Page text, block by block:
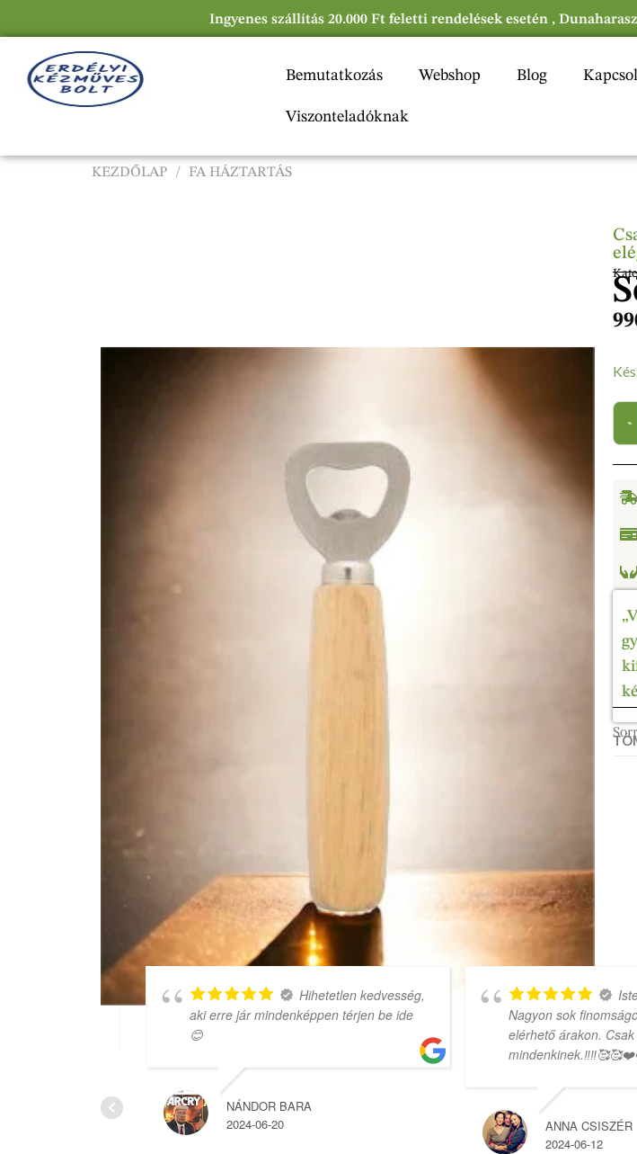
Ingyenes szállítás 20.000 Ft feletti rendelések esetén ,
Bemutatkozás Webshop Blog
Viszonteladóknak
KEZDŐLAP / FA HÁZTARTÁS
Hihetetlen kedvesség,
aki erre jár mindenképpen térjen be ide
NÁNDOR BARA
2024-06-20
Nagyon sok
elérhető árakon. Csak
ANNA CSISZÉR
2024-06-12